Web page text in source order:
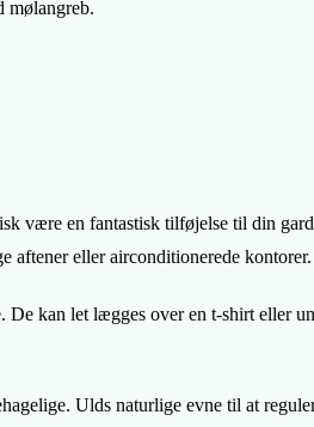
mølangreb.
være en fantastisk tilføjelse til din
aftener eller airconditionerede kontorer.
De kan let lægges over en t-shirt eller
Ulds naturlige evne til at